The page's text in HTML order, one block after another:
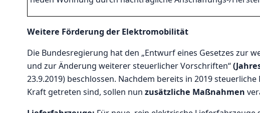
Weitere Förderung der Elektromobilität
Die Bundesregierung hat den „Entwurf eines Gesetzes zur
und zur Änderung weiterer steuerlicher Vorschriften“
23.9.2019) beschlossen. Nachdem bereits in 2019
Kraft getreten sind, sollen nun zusätzliche Maßnahmen